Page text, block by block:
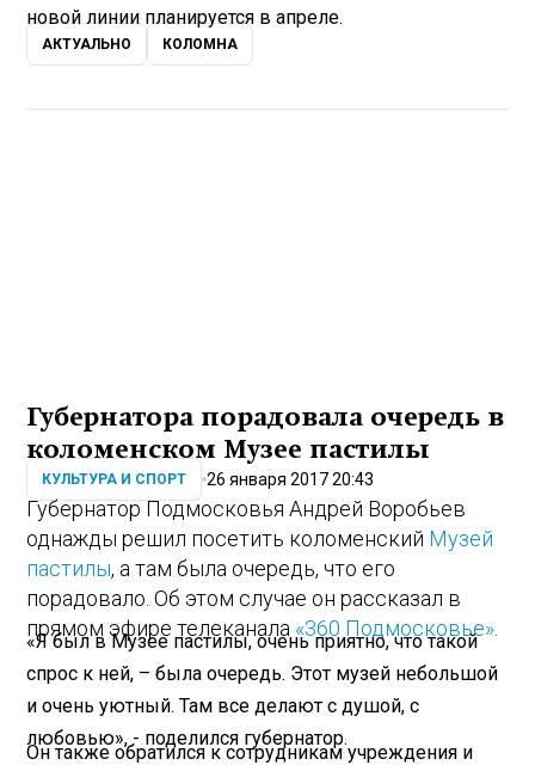
новой линии планируется в апреле.
АКТУАЛЬНО КОЛОМНА
Губернатора порадовала очередь в
коломенском Музее пастилы
КУЛЬТУРА И СПОРТ 26 января 2017 20:43
Губернатор Подмосковья Андрей Воробьев
однажды решил посетить коломенский Музей
пастилы, а там была очередь, что его
порадовало. Об этом случае он рассказал в
прямом эфире телеканала «360 Подмосковье»
«Я был в Музее пастилы, очень приятно, что такой
спрос к ней, – была очередь. Этот музей небольшой
и очень уютный. Там все делают с душой, с
любовью», - поделился губернатор.
Он также обратился к сотрудникам учреждения и